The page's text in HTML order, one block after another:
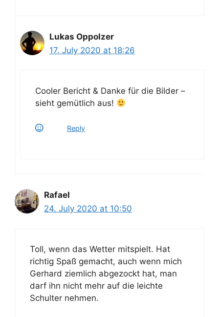
Lukas Oppolzer
17. July 2020 at 18:26
Cooler Bericht & Danke für die Bilder –
sieht gemütlich aus!
Reply
Rafael
24. July 2020 at 10:50
Toll, wenn das Wetter mitspielt. Hat
richtig Spaß gemacht, auch wenn mich
Gerhard ziemlich abgezockt hat, man
darf ihn nicht mehr auf die leichte
Schulter nehmen.